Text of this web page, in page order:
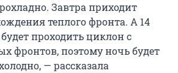
Завтра приходит
теплого фронта. А 14
проходить циклон с
фронтов, поэтому ночь будет
— рассказала